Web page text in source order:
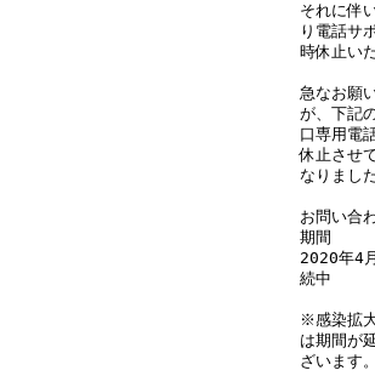
それに伴
り電話サ
時休止い
急なお願
が、下記
口専用電
休止させ
なりました
お問い合
期間
2020年4
続中
※感染拡
は期間が
ざいます。